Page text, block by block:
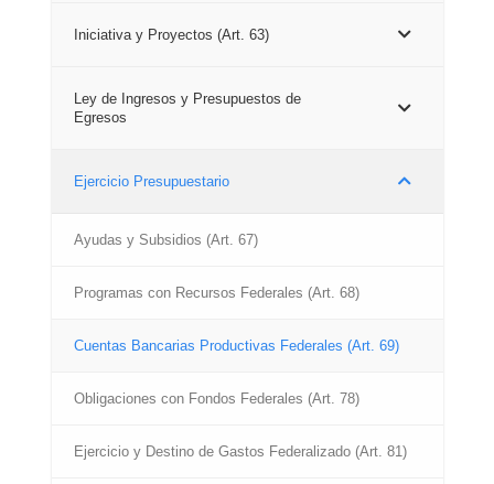
Iniciativa y Proyectos (Art. 63)
Ley de Ingresos y Presupuestos de
Egresos
Ejercicio Presupuestario
Ayudas y Subsidios (Art. 67)
Programas con Recursos Federales (Art. 68)
Cuentas Bancarias Productivas Federales (Art. 69)
Obligaciones con Fondos Federales (Art. 78)
Ejercicio y Destino de Gastos Federalizado (Art. 81)